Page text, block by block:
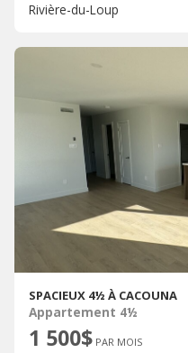
Rivière-du-Loup
SPACIEUX 4½ À CACOUNA
Appartement 4½
1 500$ PAR MOIS